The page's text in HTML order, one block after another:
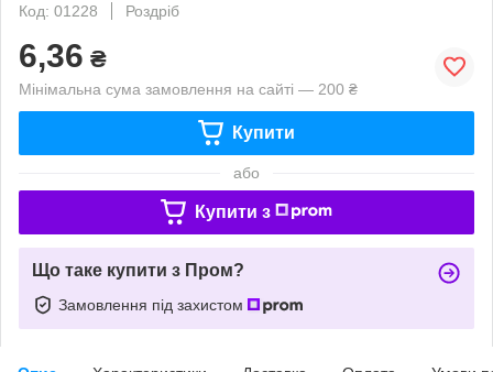
Код: 01228
Роздріб
6,36 ₴
Мінімальна сума замовлення на сайті — 200 ₴
Купити
або
Купити з
Що таке купити з Пром?
Замовлення під захистом